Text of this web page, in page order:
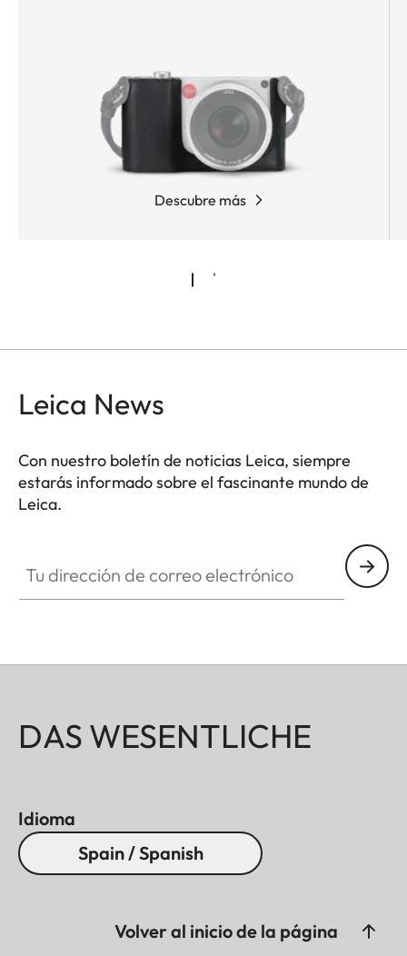
Descubre más
Leica News
Con nuestro boletín de noticias Leica, siempre
estarás informado sobre el fascinante mundo de
Leica.
DAS WESENTLICHE
Idioma
Spain / Spanish
Volver al inicio de la página